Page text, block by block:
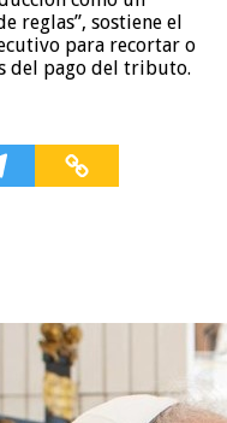
reglas”, sostiene el
para recortar o
del pago del tributo.